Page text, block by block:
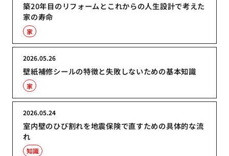
築20年目のリフォームとこれからの人生設計で考えた
家の寿命
家
壁紙補修シールの特徴と失敗しないための基本知識
2026.05.26
家
室内壁のひび割れを地震保険で直すための具体的な流
れ
2026.05.24
知識